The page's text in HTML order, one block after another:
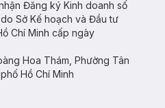
Đăng ký Kinh doanh số
Sở Kế hoạch và Đầu tư
Chí Minh cấp ngày
Hoa Thám, Phường Tân
Hồ Chí Minh